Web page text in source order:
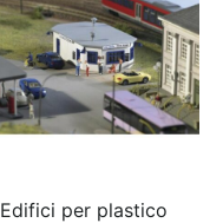
Edifici per plastico